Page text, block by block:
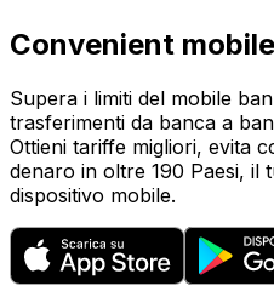
Convenient
Supera i limiti del mobile
trasferimenti da banca a
Ottieni tariffe migliori, evita
denaro in oltre 190 Paesi, il
dispositivo mobile.